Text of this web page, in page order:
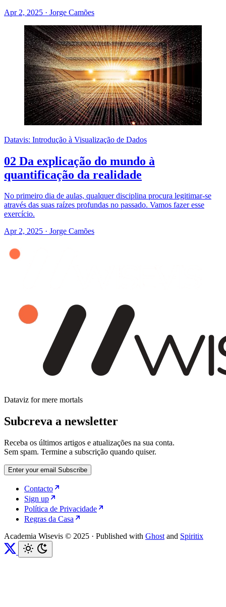
Apr 2, 2025 · Jorge Camões
Datavis: Introdução à Visualização de Dados
02 Da explicação do mundo à
quantificação da realidade
No primeiro dia de aulas, qualquer disciplina procura legitimar-se
através das suas raízes profundas no passado. Vamos fazer esse
exercício.
Apr 2, 2025 · Jorge Camões
Dataviz for mere mortals
Subcreva a newsletter
Receba os últimos artigos e atualizações na sua conta.
Sem spam. Termine a subscrição quando quiser.
Enter your email Subscribe
Contacto
Sign up
Política de Privacidade
Regras da Casa
Academia Wisevis © 2025 · Published with Ghost and Spiritix